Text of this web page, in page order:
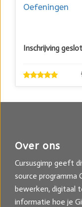
Oefeningen
Inschrijving
Over ons
Cursusgimp geeft
source programma
bewerken, digitaal
informatie hoe je